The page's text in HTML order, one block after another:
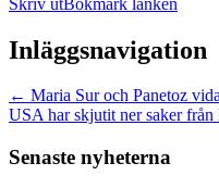
Inläggsnavigation
← Maria Sur och Panetoz
USA har skjutit ner saker från
Senaste nyheterna